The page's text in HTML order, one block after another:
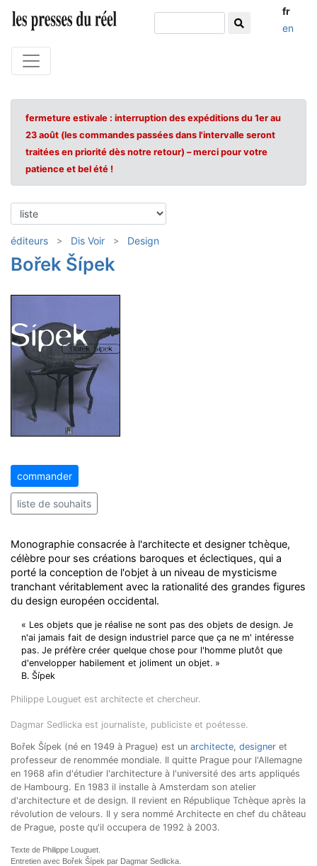
fr
en
fermeture estivale : interruption des expéditions du 1er au
23 août (les commandes passées dans l'intervalle seront
traitées en priorité dès notre retour) – merci pour votre
patience et bel été !
éditeurs Dis Voir Design
Bořek Šípek
commander
liste de souhaits
Monographie consacrée à l'architecte et designer tchèque,
célèbre pour ses créations baroques et éclectiques, qui a
porté la conception de l'objet à un niveau de mysticisme
tranchant véritablement avec la rationalité des grandes figures
du design européen occidental.
« Les objets que je réalise ne sont pas des objets de design. Je
n'ai jamais fait de design industriel parce que ça ne m' intéresse
pas. Je préfère créer quelque chose pour l'homme plutôt que
d'envelopper habilement et joliment un objet. »
B. Šípek
Philippe Louguet est architecte et chercheur.
Dagmar Sedlicka est journaliste, publiciste et poétesse.
Bořek Šípek (né en 1949 à Prague) est un architecte, designer et
professeur de renommée mondiale. Il quitte Prague pour l'Allemagne
en 1968 afin d'étudier l'architecture à l'université des arts appliqués
de Hambourg. En 1983 il installe à Amsterdam son atelier
d'architecture et de design. Il revient en République Tchèque après la
révolution de velours. Il y sera nommé Architecte en chef du château
de Prague, poste qu'il occupera de 1992 à 2003.
Texte de Philippe Louguet.
Entretien avec Bořek Šípek par Dagmar Sedlicka.